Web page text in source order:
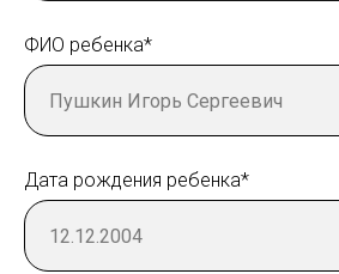
ФИО ребенка*
Дата рождения ребенка*